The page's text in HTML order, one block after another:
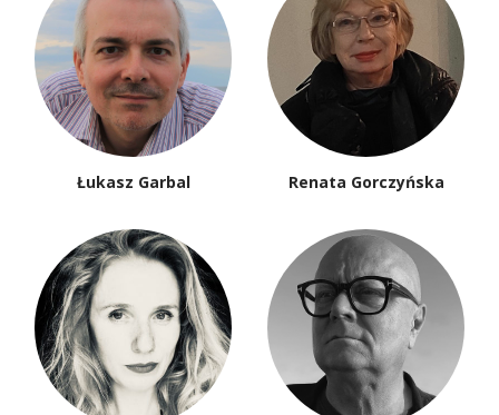
Łukasz Garbal Renata Gorczyńska